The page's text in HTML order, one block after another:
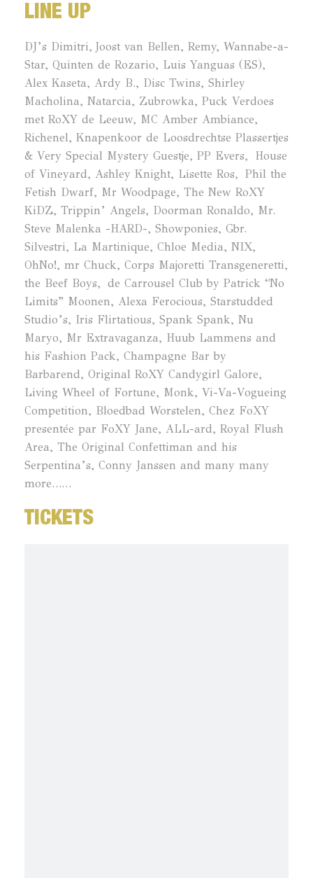
LINE UP
DJ’s Dimitri, Joost van Bellen, Remy, Wannabe-a-
Star, Quinten de Rozario, Luis Yanguas (ES),
Alex Kaseta, Ardy B., Disc Twins, Shirley
Macholina, Natarcia, Zubrowka, Puck Verdoes
met RoXY de Leeuw, MC Amber Ambiance,
Richenel, Knapenkoor de Loosdrechtse Plassertjes
& Very Special Mystery Guestje, PP Evers, House
of Vineyard, Ashley Knight, Lisette Ros, Phil the
Fetish Dwarf, Mr Woodpage, The New RoXY
KiDZ, Trippin’ Angels, Doorman Ronaldo, Mr.
Steve Malenka -HARD-, Showponies, Gbr.
Silvestri, La Martinique, Chloe Media, NIX,
OhNo!, mr Chuck, Corps Majoretti Transgeneretti,
the Beef Boys, de Carrousel Club by Patrick “No
Limits” Moonen, Alexa Ferocious, Starstudded
Studio’s, Iris Flirtatious, Spank Spank, Nu
Maryo, Mr Extravaganza, Huub Lammens and
his Fashion Pack, Champagne Bar by
Barbarend, Original RoXY Candygirl Galore,
Living Wheel of Fortune, Monk, Vi-Va-Vogueing
Competition, Bloedbad Worstelen, Chez FoXY
presentée par FoXY Jane, ALL-ard, Royal Flush
Area, The Original Confettiman and his
Serpentina’s, Conny Janssen and many many
more……
TICKETS